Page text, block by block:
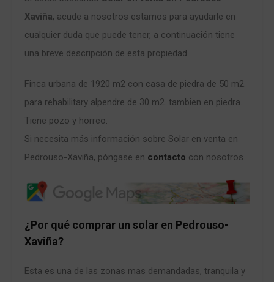
Xaviña, acude a nosotros estamos para ayudarle en
cualquier duda que puede tener, a continuación tiene
una breve descripción de esta propiedad.
Finca urbana de 1920 m2 con casa de piedra de 50 m2.
para rehabilitary alpendre de 30 m2. tambien en piedra.
Tiene pozo y horreo.
Si necesita más información sobre Solar en venta en
Pedrouso-Xaviña, póngase en contacto con nosotros.
¿Por qué comprar un solar en Pedrouso-
Xaviña?
Esta es una de las zonas mas demandadas, tranquila y